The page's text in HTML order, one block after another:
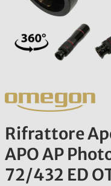
Rifrattore
APO AP
72/432 ED